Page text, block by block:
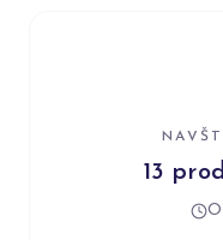
13